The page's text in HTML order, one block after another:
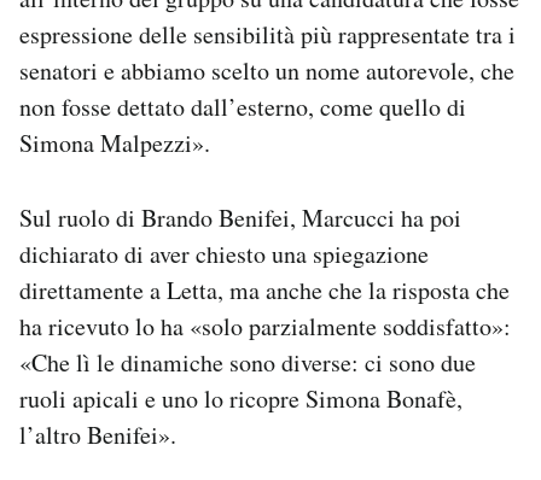
espressione delle sensibilità più rappresentate tra i
senatori e abbiamo scelto un nome autorevole, che
non fosse dettato dall’esterno, come quello di
Simona Malpezzi».
Sul ruolo di Brando Benifei, Marcucci ha poi
dichiarato di aver chiesto una spiegazione
direttamente a Letta, ma anche che la risposta che
ha ricevuto lo ha «solo parzialmente soddisfatto»:
«Che lì le dinamiche sono diverse: ci sono due
ruoli apicali e uno lo ricopre Simona Bonafè,
l’altro Benifei».